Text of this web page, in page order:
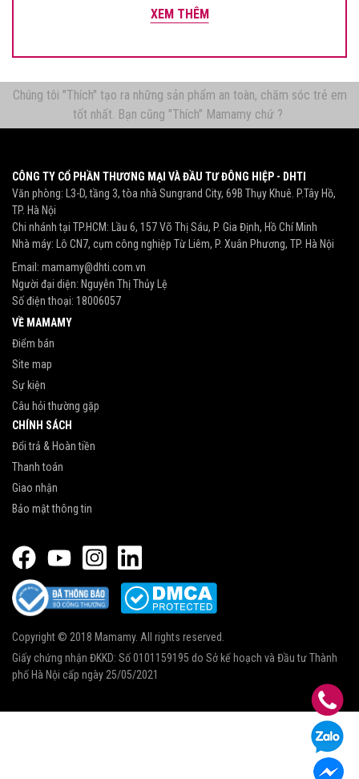
XEM THÊM
Chúng tôi "Thích" tạo ra những sản phẩm an toàn, chăm sóc trẻ em
tốt nhất. Bạn cũng "Thích" Mamamy chứ ?
CÔNG TY CỔ PHẦN THƯƠNG MẠI VÀ ĐẦU TƯ ĐÔNG HIỆP - DHTI
Văn phòng: L3-D, tầng 3, tòa nhà Sungrand City, 69B Thụy Khuê. P.Tây Hồ,
TP. Hà Nội
Chi nhánh tại TP.HCM: Lầu 6, 157 Võ Thị Sáu, P. Gia Định, Hồ Chí Minh
Nhà máy: Lô CN7, cụm công nghiệp Từ Liêm, P. Xuân Phương, TP. Hà Nội
Email: mamamy@dhti.com.vn
Người đại diện: Nguyễn Thị Thủy Lệ
Số điện thoại: 18006057
VỀ MAMAMY
Điểm bán
Site map
Sự kiện
Câu hỏi thường gặp
CHÍNH SÁCH
Đổi trả & Hoàn tiền
Thanh toán
Giao nhận
Bảo mật thông tin
Copyright © 2018 Mamamy. All rights reserved.
Giấy chứng nhận ĐKKD: Số 0101159195 do Sở kế hoạch và Đầu tư Thành
phố Hà Nội cấp ngày 25/05/2021